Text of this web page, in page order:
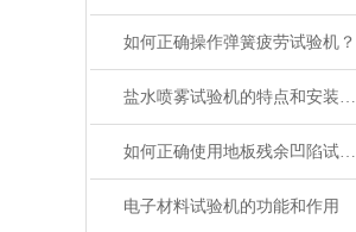
如何正确操作弹簧疲劳试验机？
盐水喷雾试验机的特点和安装注意事项
如何正确使用地板残余凹陷试验机？
电子材料试验机的功能和作用